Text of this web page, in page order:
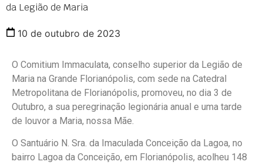
da Legião de Maria
10 de outubro de 2023
O Comitium Immaculata, conselho superior da Legião de
Maria na Grande Florianópolis, com sede na Catedral
Metropolitana de Florianópolis, promoveu, no dia 3 de
Outubro, a sua peregrinação legionária anual e uma tarde
de louvor a Maria, nossa Mãe.
O Santuário N. Sra. da Imaculada Conceição da Lagoa, no
bairro Lagoa da Conceição, em Florianópolis, acolheu 148